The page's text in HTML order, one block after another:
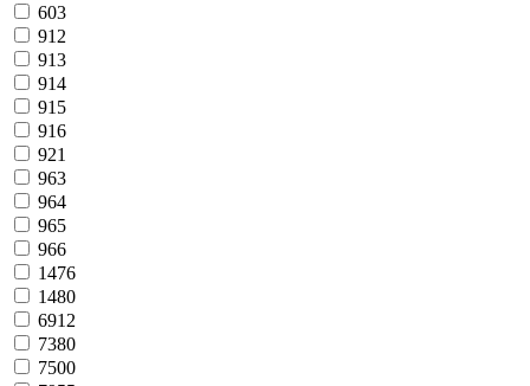
603
912
913
914
915
916
921
963
964
965
966
1476
1480
6912
7380
7500